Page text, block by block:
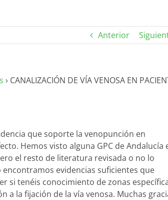
Anterior
› CANALIZACIÓN DE VÍA VENOSA EN
que soporte la venopunción en
Hemos visto alguna GPC de Andalucía
el resto de literatura revisada o no lo
evidencias suficientes que
si tenéis conocimiento de zonas
a la fijación de la vía venosa. Muchas